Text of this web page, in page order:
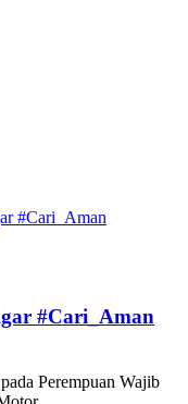
#Cari_Aman
pada Perempuan Wajib